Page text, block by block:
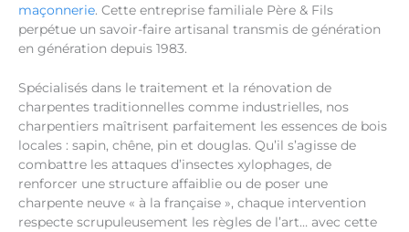
maçonnerie. Cette entreprise familiale Père & Fils
perpétue un savoir-faire artisanal transmis de génération
en génération depuis 1983.
Spécialisés dans le traitement et la rénovation de
charpentes traditionnelles comme industrielles, nos
charpentiers maîtrisent parfaitement les essences de bois
locales : sapin, chêne, pin et douglas. Qu’il s’agisse de
combattre les attaques d’insectes xylophages, de
renforcer une structure affaiblie ou de poser une
charpente neuve « à la française », chaque intervention
respecte scrupuleusement les règles de l’art… avec cette